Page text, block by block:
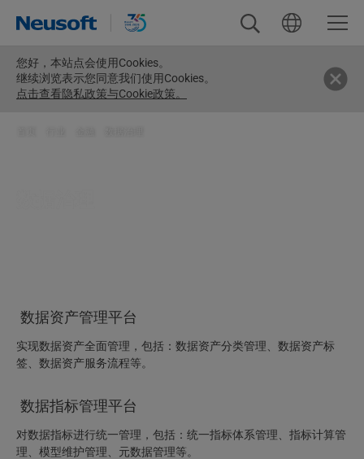
您好， 本站点会使用Cookies。
继续浏览表示您同意我们使用Cookies。
点击查看隐私政策与Cookie政策。
数据资产管理平台
实现数据资产全面管理，包括：数据资产分类管理、数据资产标
签、数据资产服务流程等。
数据指标管理平台
对数据指标进行统一管理，包括：统一指标体系管理、指标计算管
理、模型维护管理、元数据管理等。